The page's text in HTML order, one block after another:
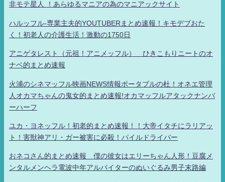
非モテ星人 ！あらゆるマニアの為のマニアックサイト
ハルッフル-専業主夫的YOUTUBERまとめ速報！キモデブおた
く！初老人の介護生活！激動の1750日
アニゲタレスト（元祖！アニメッフル） ひきこもりニートのオ
ナベ的まとめ速報
火浦のシネマッフル映画NEWS情報ポータブルの杜！オネエ管理
人オカマちゃんの鬼女的まとめ速報!オカマッフルアタックナンバ
ーハーフ
ユカ・ヨネッフル！初老的まとめ速報！！大帝イタチにラリアッ
ト！害獣神アリ・ガー被害に必殺！パイルドライバー
おネコさん的まとめ速報 僕の彼女はエリーちゃん人形！豆腐メ
ンタルメンヘラ電波中年アルバイターのぬいぐるみ男子末路編